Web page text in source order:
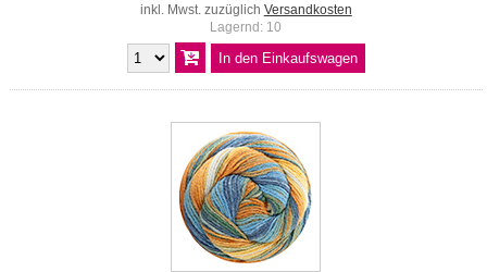
inkl. Mwst. zuzüglich Versandkosten
Lagernd: 10